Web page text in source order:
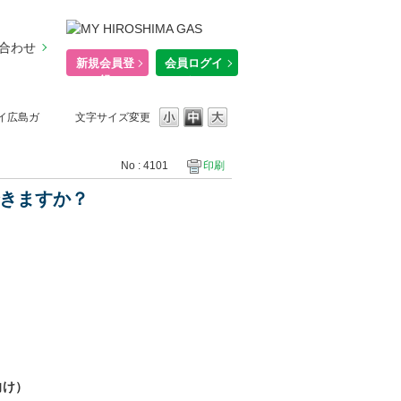
わせ
新規会員登
録
会員ログイ
ン
文字サイズ変更
広島ガ
No : 4101 印刷
ますか？
）